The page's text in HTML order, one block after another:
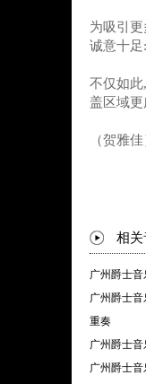
为吸引
诚意十
不仅如
盖区域更
（贺雅佳
相关
广州爵士
广州爵士音
重奏
广州爵士
广州爵士